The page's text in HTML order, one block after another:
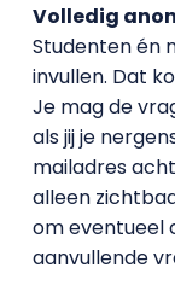
Volledig
Studenten én
invullen. Dat
Je mag de
als jij je
mailadres
alleen
om eventueel
aanvullende